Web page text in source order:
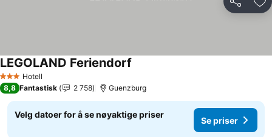
Del
3 StjernerHotell
LEGOLAND Feriendorf
8,8 Fantastisk 2 758 Guenzburg
Velg datoer for å se nøyaktige priser
Se priser